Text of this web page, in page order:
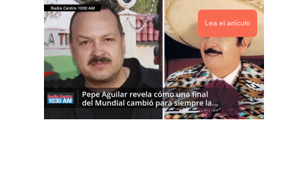
Lea el artículo